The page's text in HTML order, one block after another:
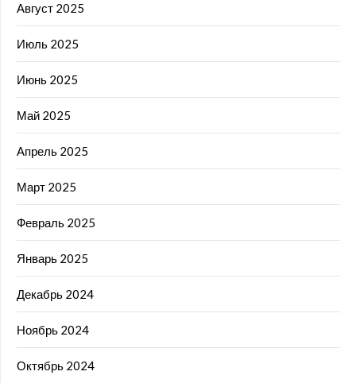
Август 2025
Июль 2025
Июнь 2025
Май 2025
Апрель 2025
Март 2025
Февраль 2025
Январь 2025
Декабрь 2024
Ноябрь 2024
Октябрь 2024